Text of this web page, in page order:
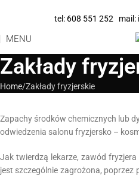
tel: 608 551 252 mail:
MENU
Zakłady
Home Zakłady fryzjerskie
Zapachy środków chemicznych lub
odwiedzenia salonu fryzjersko –
Jak twierdzą lekarze, zawód
jest szczególnie zagrożona,